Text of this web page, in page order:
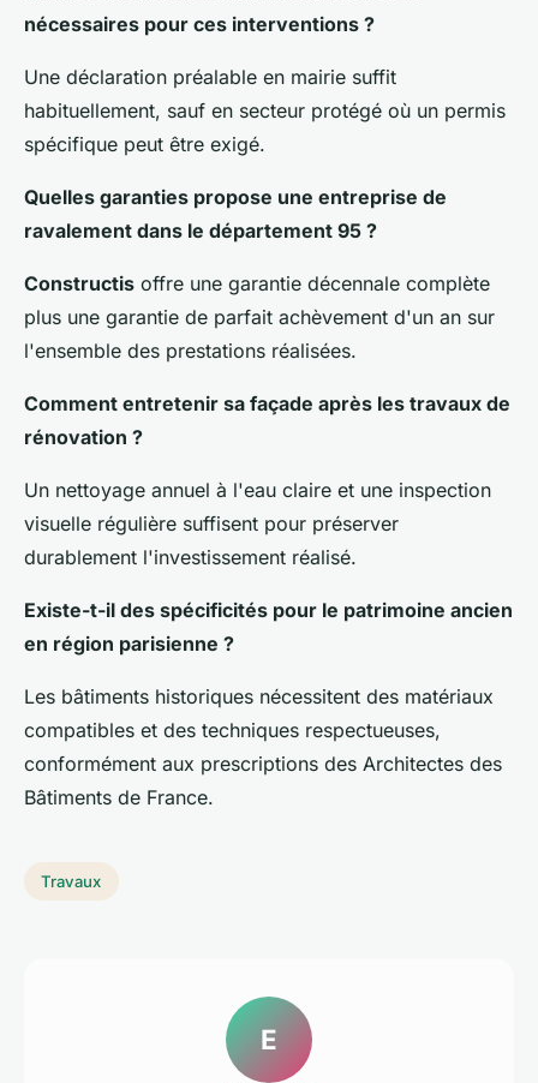
nécessaires pour ces interventions ?
Une déclaration préalable en mairie suffit
habituellement, sauf en secteur protégé où un permis
spécifique peut être exigé.
Quelles garanties propose une entreprise de
ravalement dans le département 95 ?
Constructis offre une garantie décennale complète
plus une garantie de parfait achèvement d'un an sur
l'ensemble des prestations réalisées.
Comment entretenir sa façade après les travaux de
rénovation ?
Un nettoyage annuel à l'eau claire et une inspection
visuelle régulière suffisent pour préserver
durablement l'investissement réalisé.
Existe-t-il des spécificités pour le patrimoine ancien
en région parisienne ?
Les bâtiments historiques nécessitent des matériaux
compatibles et des techniques respectueuses,
conformément aux prescriptions des Architectes des
Bâtiments de France.
Travaux
E